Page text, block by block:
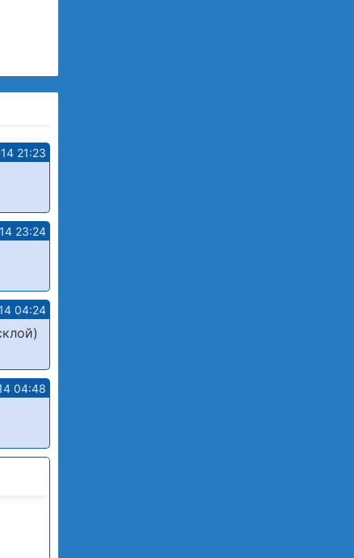
21:23
23:24
04:24
04:48